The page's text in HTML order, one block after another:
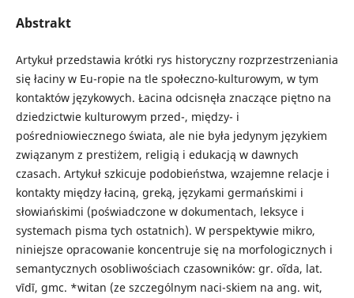
Abstrakt
Artykuł przedstawia krótki rys historyczny rozprzestrzeniania
się łaciny w Eu-ropie na tle społeczno-kulturowym, w tym
kontaktów językowych. Łacina odcisnęła znaczące piętno na
dziedzictwie kulturowym przed-, między- i
pośredniowiecznego świata, ale nie była jedynym językiem
związanym z prestiżem, religią i edukacją w dawnych
czasach. Artykuł szkicuje podobieństwa, wzajemne relacje i
kontakty między łaciną, greką, językami germańskimi i
słowiańskimi (poświadczone w dokumentach, leksyce i
systemach pisma tych ostatnich). W perspektywie mikro,
niniejsze opracowanie koncentruje się na morfologicznych i
semantycznych osobliwościach czasowników: gr. oĩda, lat.
vīdī, gmc. *witan (ze szczególnym naci-skiem na ang. wit,